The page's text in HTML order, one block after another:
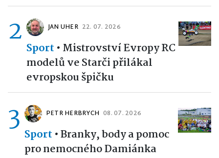
2 JAN UHER 22. 07. 2026
Sport • Mistrovství Evropy RC
modelů ve Starči přilákal
evropskou špičku
3 PETR HERBRYCH 08. 07. 2026
Sport •Branky, body a pomoc
pro nemocného Damiánka